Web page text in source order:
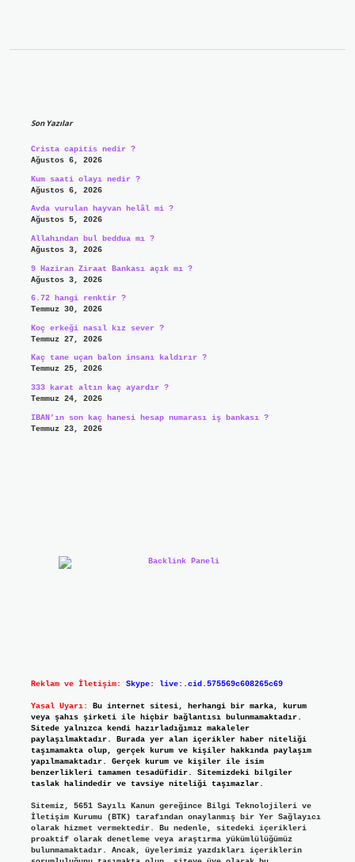
Son Yazılar
Crista capitis nedir ?
Ağustos 6, 2026
Kum saati olayı nedir ?
Ağustos 6, 2026
Avda vurulan hayvan helâl mi ?
Ağustos 5, 2026
Allahından bul beddua mı ?
Ağustos 3, 2026
9 Haziran Ziraat Bankası açık mı ?
Ağustos 3, 2026
6.72 hangi renktir ?
Temmuz 30, 2026
Koç erkeği nasıl kız sever ?
Temmuz 27, 2026
Kaç tane uçan balon insanı kaldırır ?
Temmuz 25, 2026
333 karat altın kaç ayardır ?
Temmuz 24, 2026
IBAN’ın son kaç hanesi hesap numarası iş bankası ?
Temmuz 23, 2026
Reklam ve İletişim: Skype: live:.cid.575569c608265c69
Yasal Uyarı:
Bu internet sitesi, herhangi bir marka, kurum
veya şahıs şirketi ile hiçbir bağlantısı bulunmamaktadır.
Sitede yalnızca kendi hazırladığımız makaleler
paylaşılmaktadır. Burada yer alan içerikler haber niteliği
taşımamakta olup, gerçek kurum ve kişiler hakkında paylaşım
yapılmamaktadır. Gerçek kurum ve kişiler ile isim
benzerlikleri tamamen tesadüfidir. Sitemizdeki bilgiler
taslak halindedir ve tavsiye niteliği taşımazlar.
Sitemiz, 5651 Sayılı Kanun gereğince Bilgi Teknolojileri ve
İletişim Kurumu (BTK) tarafından onaylanmış bir Yer Sağlayıcı
olarak hizmet vermektedir. Bu nedenle, sitedeki içerikleri
proaktif olarak denetleme veya araştırma yükümlülüğümüz
bulunmamaktadır. Ancak, üyelerimiz yazdıkları içeriklerin